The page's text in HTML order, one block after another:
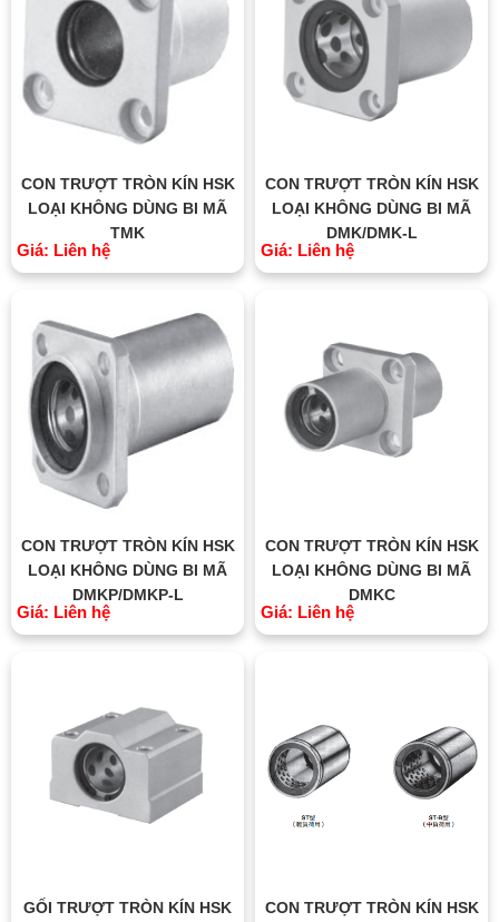
CON TRƯỢT TRÒN KÍN HSK
LOẠI KHÔNG DÙNG BI MÃ
TMK
Giá: Liên hệ
CON TRƯỢT TRÒN KÍN HSK
LOẠI KHÔNG DÙNG BI MÃ
DMK/DMK-L
Giá: Liên hệ
CON TRƯỢT TRÒN KÍN HSK
LOẠI KHÔNG DÙNG BI MÃ
DMKP/DMKP-L
Giá: Liên hệ
CON TRƯỢT TRÒN KÍN HSK
LOẠI KHÔNG DÙNG BI MÃ
DMKC
Giá: Liên hệ
GỐI TRƯỢT TRÒN KÍN HSK
CON TRƯỢT TRÒN KÍN HSK